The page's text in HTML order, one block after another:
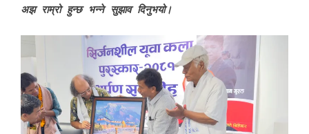
अझ राम्रो हुन्छ भन्ने सुझाव दिनुभयो।